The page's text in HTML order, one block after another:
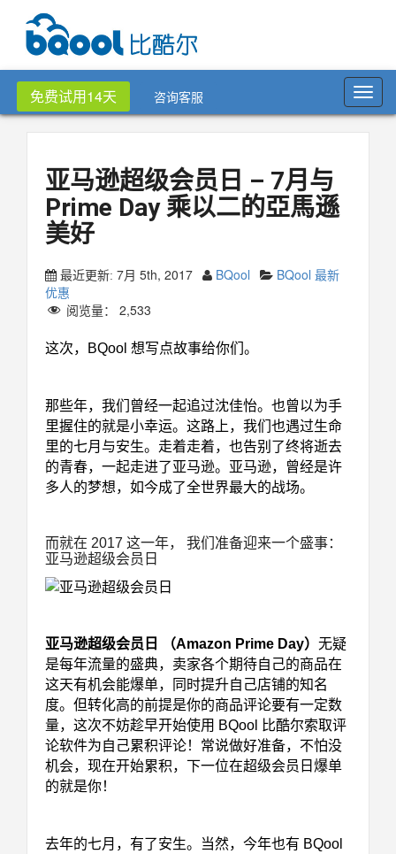
免费试用14天 咨询客服
亚马逊超级会员日 – 7月与
Prime Day 乘以二的亞馬遜
美好
最近更新: 7月 5th, 2017 BQool
BQool 最新
优惠
阅览量： 2,533
这次，BQool 想写点故事给你们。
那些年，我们曾经一起追过沈佳怡。也曾以为手
里握住的就是小幸运。这路上，我们也遇过生命
里的七月与安生。走着走着，也告别了终将逝去
的青春，一起走进了亚马逊。亚马逊，曾经是许
多人的梦想，如今成了全世界最大的战场。
而就在 2017 这一年， 我们准备迎来一个盛事：
亚马逊超级会员日
亚马逊超级会员日 （Amazon Prime Day） 无疑
是每年流量的盛典，卖家各个期待自己的商品在
这天有机会能爆单，同时提升自己店铺的知名
度。但转化高的前提是你的商品评论要有一定数
量，这次不妨趁早开始使用 BQool 比酷尔索取评
论软件为自己累积评论！常说做好准备，不怕没
机会，现在开始累积，下一位在超级会员日爆单
的就是你！
去年的七月，有了安生。当然，今年也有 BQool